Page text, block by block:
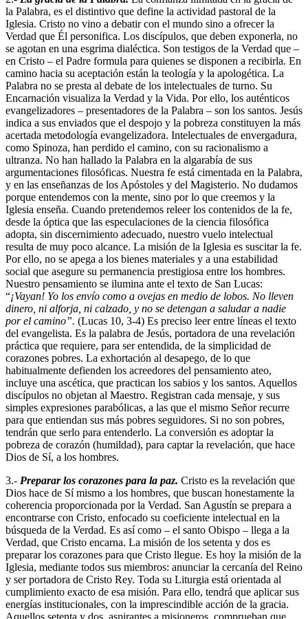
la Palabra, es el distintivo que define la actividad pastoral de la
Iglesia. Cristo no vino a debatir con el mundo sino a ofrecer la
Verdad que Él personifica. Los discípulos, que deben exponerla, no
se agotan en una esgrima dialéctica. Son testigos de la Verdad que –
en Cristo – el Padre formula para quienes se disponen a recibirla. En
camino hacia su aceptación están la teología y la apologética. La
Palabra no se presta al debate de los intelectuales de turno. Su
Encarnación visualiza la Verdad y la Vida. Por ello, los auténticos
evangelizadores – presentadores de la Palabra – son los santos. Jesús
indica a sus enviados que el despojo y la pobreza constituyen la más
acertada metodología evangelizadora. Intelectuales de envergadura,
como Spinoza, han perdido el camino, con su racionalismo a
ultranza. No han hallado la Palabra en la algarabía de sus
argumentaciones filosóficas. Nuestra fe está cimentada en la Palabra,
y en las enseñanzas de los Apóstoles y del Magisterio. No dudamos
porque entendemos con la mente, sino por lo que creemos y la
Iglesia enseña. Cuando pretendemos releer los contenidos de la fe,
desde la óptica que las especulaciones de la ciencia filosófica
adopta, sin discernimiento adecuado, nuestro vuelo intelectual
resulta de muy poco alcance. La misión de la Iglesia es suscitar la fe.
Por ello, no se apega a los bienes materiales y a una estabilidad
social que asegure su permanencia prestigiosa entre los hombres.
Nuestro pensamiento se ilumina ante el texto de San Lucas:
“¡Vayan! Yo los envío como a ovejas en medio de lobos. No lleven
dinero, ni alforja, ni calzado, y no se detengan a saludar a nadie
por el camino”. (Lucas 10, 3-4) Es preciso leer entre líneas el texto
del evangelista. Es la palabra de Jesús, portadora de una revelación
práctica que requiere, para ser entendida, de la simplicidad de
corazones pobres. La exhortación al desapego, de lo que
habitualmente defienden los acreedores del pensamiento ateo,
incluye una ascética, que practican los sabios y los santos. Aquellos
discípulos no objetan al Maestro. Registran cada mensaje, y sus
simples expresiones parabólicas, a las que el mismo Señor recurre
para que entiendan sus más pobres seguidores. Si no son pobres,
tendrán que serlo para entenderlo. La conversión es adoptar la
pobreza de corazón (humildad), para captar la revelación, que hace
Dios de Sí, a los hombres.
3.- Preparar los corazones para la paz. Cristo es la revelación que
Dios hace de Sí mismo a los hombres, que buscan honestamente la
coherencia proporcionada por la Verdad. San Agustín se prepara a
encontrarse con Cristo, enfocado su coeficiente intelectual en la
búsqueda de la Verdad. Es así como – el santo Obispo – llega a la
Verdad, que Cristo encarna. La misión de los setenta y dos es
preparar los corazones para que Cristo llegue. Es hoy la misión de la
Iglesia, mediante todos sus miembros: anunciar la cercanía del Reino
y ser portadora de Cristo Rey. Toda su Liturgia está orientada al
cumplimiento exacto de esa misión. Para ello, tendrá que aplicar sus
energías institucionales, con la imprescindible acción de la gracia.
Aquellos setenta y dos, aspirantes a misioneros, comprueban que,